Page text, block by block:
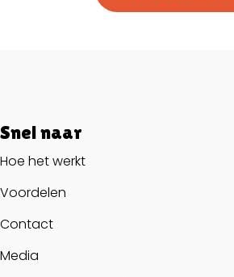
Snel naar
Hoe het werkt
Voordelen
Contact
Media